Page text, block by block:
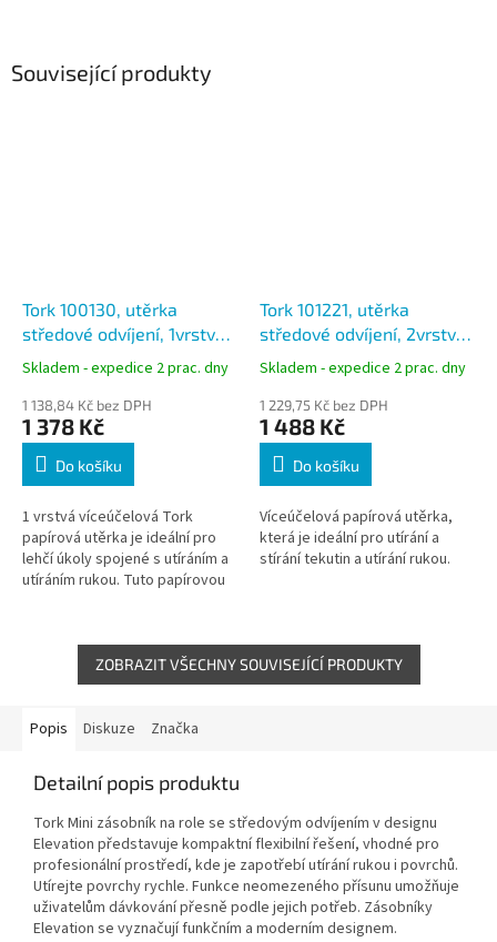
Související produkty
Tork 100130, utěrka
středové odvíjení, 1vrstvá
bílá, návin 120 m, M1,
karton 11 rolí
Skladem - expedice 2 prac. dny
1 138,84 Kč bez DPH
1 378 Kč
Do košíku
1 vrstvá víceúčelová Tork
papírová utěrka je ideální pro
lehčí úkoly spojené s utíráním a
utíráním rukou. Tuto papírovou
Tork 101221, utěrka
středové odvíjení, 2vrstvá
bílá, návin 75m, M1, karton
Skladem - expedice 2 prac. dny
1 229,75 Kč bez DPH
1 488 Kč
Do košíku
Víceúčelová papírová utěrka,
která je ideální pro utírání a
stírání tekutin a utírání rukou.
ZOBRAZIT VŠECHNY SOUVISEJÍCÍ PRODUKTY
Popis Diskuze Značka
Detailní popis produktu
Tork Mini zásobník na role se středovým odvíjením v designu
Elevation představuje kompaktní flexibilní řešení, vhodné pro
profesionální prostředí, kde je zapotřebí utírání rukou i povrchů.
Utírejte povrchy rychle. Funkce neomezeného přísunu umožňuje
uživatelům dávkování přesně podle jejich potřeb. Zásobníky
Elevation se vyznačují funkčním a moderním designem.